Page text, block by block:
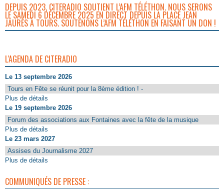
DEPUIS 2023, CITERADIO SOUTIENT L’AFM TÉLÉTHON. NOUS SERONS
LE SAMEDI 6 DÉCEMBRE 2025 EN DIRECT DEPUIS LA PLACE JEAN
JAURÈS À TOURS. SOUTENONS L’AFM TÉLÉTHON EN FAISANT UN DON !
L'AGENDA DE CITERADIO
Le 13 septembre 2026
Tours en Fête se réunit pour la 8ème édition ! -
Plus de détails
Le 19 septembre 2026
Forum des associations aux Fontaines avec la fête de la musique
Plus de détails
Le 23 mars 2027
Assises du Journalisme 2027
Plus de détails
COMMUNIQUÉS DE PRESSE :